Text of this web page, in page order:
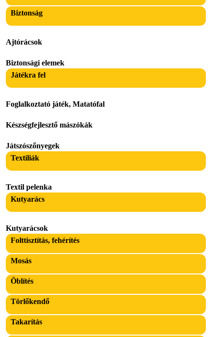
Biztonság
Ajtórácsok
Biztonsági elemek
Játékra fel
Foglalkoztató játék, Matatófal
Készségfejlesztő mászókák
Játszószőnyegek
Textíliák
Textil pelenka
Kutyarács
Kutyarácsok
Folttisztítás, fehérítés
Mosás
Öblítés
Törlőkendő
Takarítás